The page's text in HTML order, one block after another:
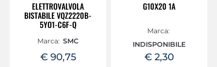
ELETTROVALVOLA
BISTABILE VQZ2220B-
5YO1-C6F-Q
Marca: SMC
€ 90,75
G10X20 1A
Marca:
INDISPONIBILE
€ 2,30